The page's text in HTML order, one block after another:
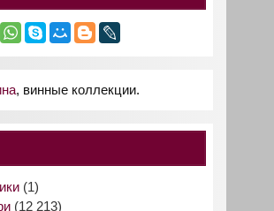
, винные коллекции.
(1)
(12 213)